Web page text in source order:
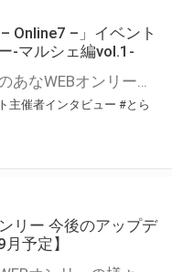
Online7 –」イベント
-マルシェ編vol.1-
こんにちは、とらのあなWEBオンリー運営スタッフです。 新たにお届けする、イベント主催者インタビュー-マルシェ編-は、 とらのあなWEBオンリー「マルシェ」をご利用した主催様に 「マルシェ」を使って開催した感想や心がけをお聞きする企画です。 今回は、WEBオンリー開催7回目迎えた「マレシルプラン – Online7 –」より、 主催の玉川うた様にお話を伺いました。 ▼マレシルプランのインタビュー前回記事 「イベント主催者インタビュー vol.6」はこちら 協力：玉川うた様（マレシルプラン実行委員会 代表）／イベント公式Twitter（@mallesil_plan） とらのあなWEBオンリー「マルシェ」とは？ WEBオンリーでリアルタイムでコミュニケーションがとれるオンライン会場です。
主催者インタビュー #とら
リー 今後のアップデ
予定】